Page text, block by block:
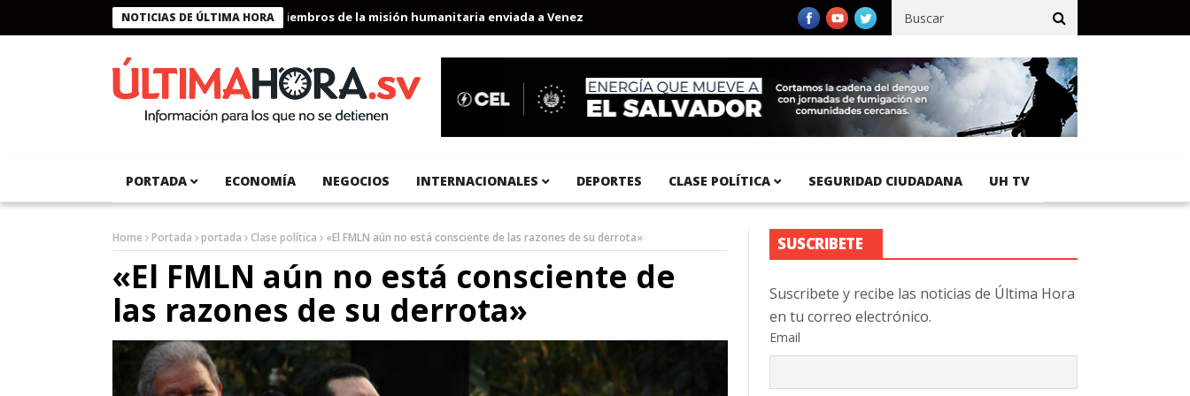
NOTICIAS DE ÚLTIMA HORA
Presidente Bukele condecora a miembros de la misión humanitaria enviada a Venezuela Aeropuerto Internacional del Pacífico registra 92 % de avance en obras de terracería
PORTADA ECONOMÍA NEGOCIOS INTERNACIONALES DEPORTES CLASE POLÍTICA SEGURIDAD CIUDADANA UH TV
Home Portada portada Clase política «El FMLN aún no está consciente de las razones de su derrota»
«El FMLN aún no está consciente de
las razones de su derrota»
SUSCRIBETE
Suscribete y recibe las noticias de Última Hora
en tu correo electrónico.
Email